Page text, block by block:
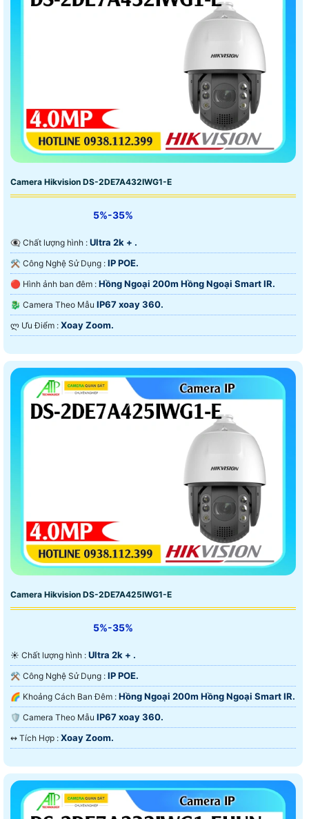
Camera Hikvision DS-2DE7A432IWG1-E
5%-35%
👁️‍🗨 Chất lượng hình : Ultra 2k + .
⚒ Công Nghệ Sử Dụng : IP POE.
🔴 Hình ảnh ban đêm : Hồng Ngoại 200m Hồng Ngoại Smart IR.
🐉️ Camera Theo Mẫu IP67 xoay 360.
️ლ Ưu Điểm : Xoay Zoom.
Camera Hikvision DS-2DE7A425IWG1-E
5%-35%
☀️ Chất lượng hình : Ultra 2k + .
⚒ Công Nghệ Sử Dụng : IP POE.
🌈 Khoảng Cách Ban Đêm : Hồng Ngoại 200m Hồng Ngoại Smart IR.
🛡 Camera Theo Mẫu IP67 xoay 360.
️↭ Tích Hợp : Xoay Zoom.